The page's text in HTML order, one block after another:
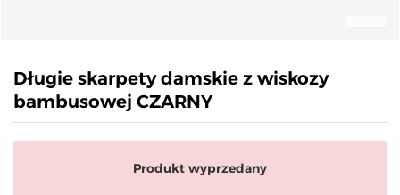
Długie skarpety damskie z wiskozy
bambusowej CZARNY
Produkt wyprzedany